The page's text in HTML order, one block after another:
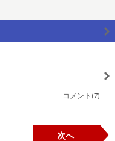
コメント(7)
次へ